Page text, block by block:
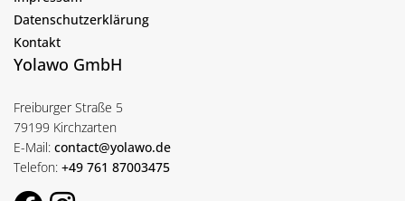
Datenschutzerklärung
Kontakt
Yolawo GmbH
Freiburger Straße 5
79199 Kirchzarten
E-Mail: contact@yolawo.de
Telefon: +49 761 87003475